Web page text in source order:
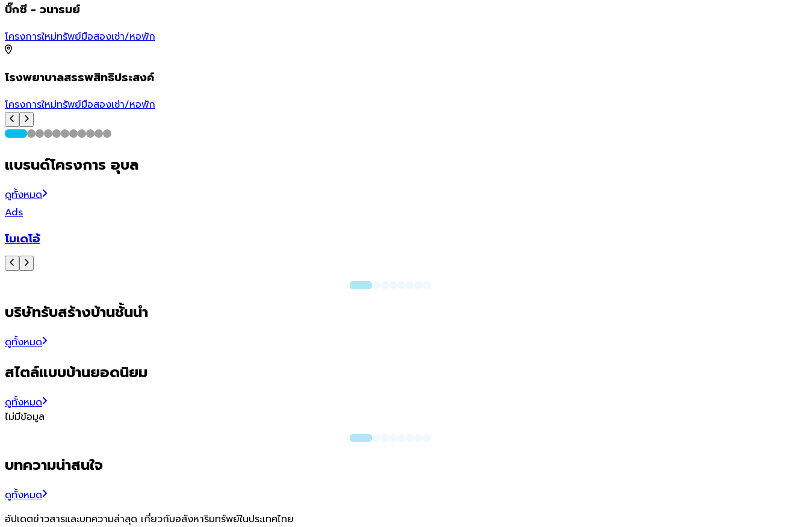
บิ๊กซี - วนารมย์
โครงการใหม่ทรัพย์มือสองเช่า/หอพัก
โรงพยาบาลสรรพสิทธิประสงค์
โครงการใหม่ทรัพย์มือสองเช่า/หอพัก
แบรนด์โครงการ อุบล
ดูทั้งหมด
Ads
โมเดโอ้
บริษัทรับสร้างบ้านชั้นนำ
ดูทั้งหมด
สไตล์แบบบ้านยอดนิยม
ดูทั้งหมด
ไม่มีข้อมูล
บทความน่าสนใจ
ดูทั้งหมด
อัปเดตข่าวสารและบทความล่าสุด เกี่ยวกับอสังหาริมทรัพย์ในประเทศไทย